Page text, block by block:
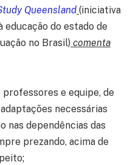
Queensland (iniciativa
do estado de
no Brasil) comenta
e equipe, de
necessárias
nas dependências das
prezando, acima de